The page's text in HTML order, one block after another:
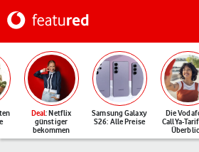
Deal: Netflix
günstiger
bekommen
Samsung Galaxy
S26: Alle Preise
Die
CallYa-